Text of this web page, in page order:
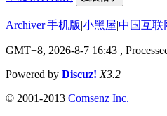
Archiver|手机版|小黑屋|中国互联
GMT+8, 2026-8-7 16:43 ,
Powered by Discuz! X3.2
© 2001-2013 Comsenz Inc.